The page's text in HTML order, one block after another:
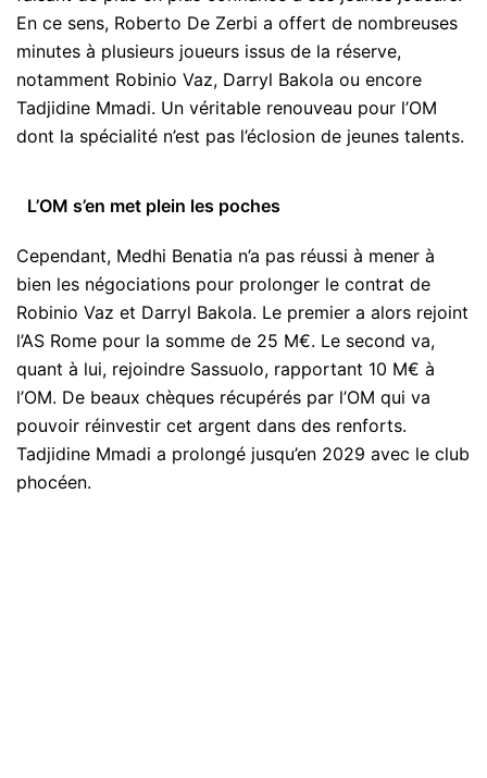
En ce sens, Roberto De Zerbi a offert de nombreuses
minutes à plusieurs joueurs issus de la réserve,
notamment Robinio Vaz, Darryl Bakola ou encore
Tadjidine Mmadi. Un véritable renouveau pour l’OM
dont la spécialité n’est pas l’éclosion de jeunes talents.
L’OM s’en met plein les poches
Cependant, Medhi Benatia n’a pas réussi à mener à
bien les négociations pour prolonger le contrat de
Robinio Vaz et Darryl Bakola. Le premier a alors rejoint
l’AS Rome pour la somme de 25 M€. Le second va,
quant à lui, rejoindre Sassuolo, rapportant 10 M€ à
l’OM. De beaux chèques récupérés par l’OM qui va
pouvoir réinvestir cet argent dans des renforts.
Tadjidine Mmadi a prolongé jusqu’en 2029 avec le club
phocéen.